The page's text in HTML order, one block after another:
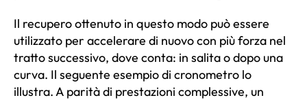
Il recupero ottenuto in questo modo può essere
utilizzato per accelerare di nuovo con più forza nel
tratto successivo, dove conta: in salita o dopo una
curva. Il seguente esempio di cronometro lo
illustra. A parità di prestazioni complessive, un